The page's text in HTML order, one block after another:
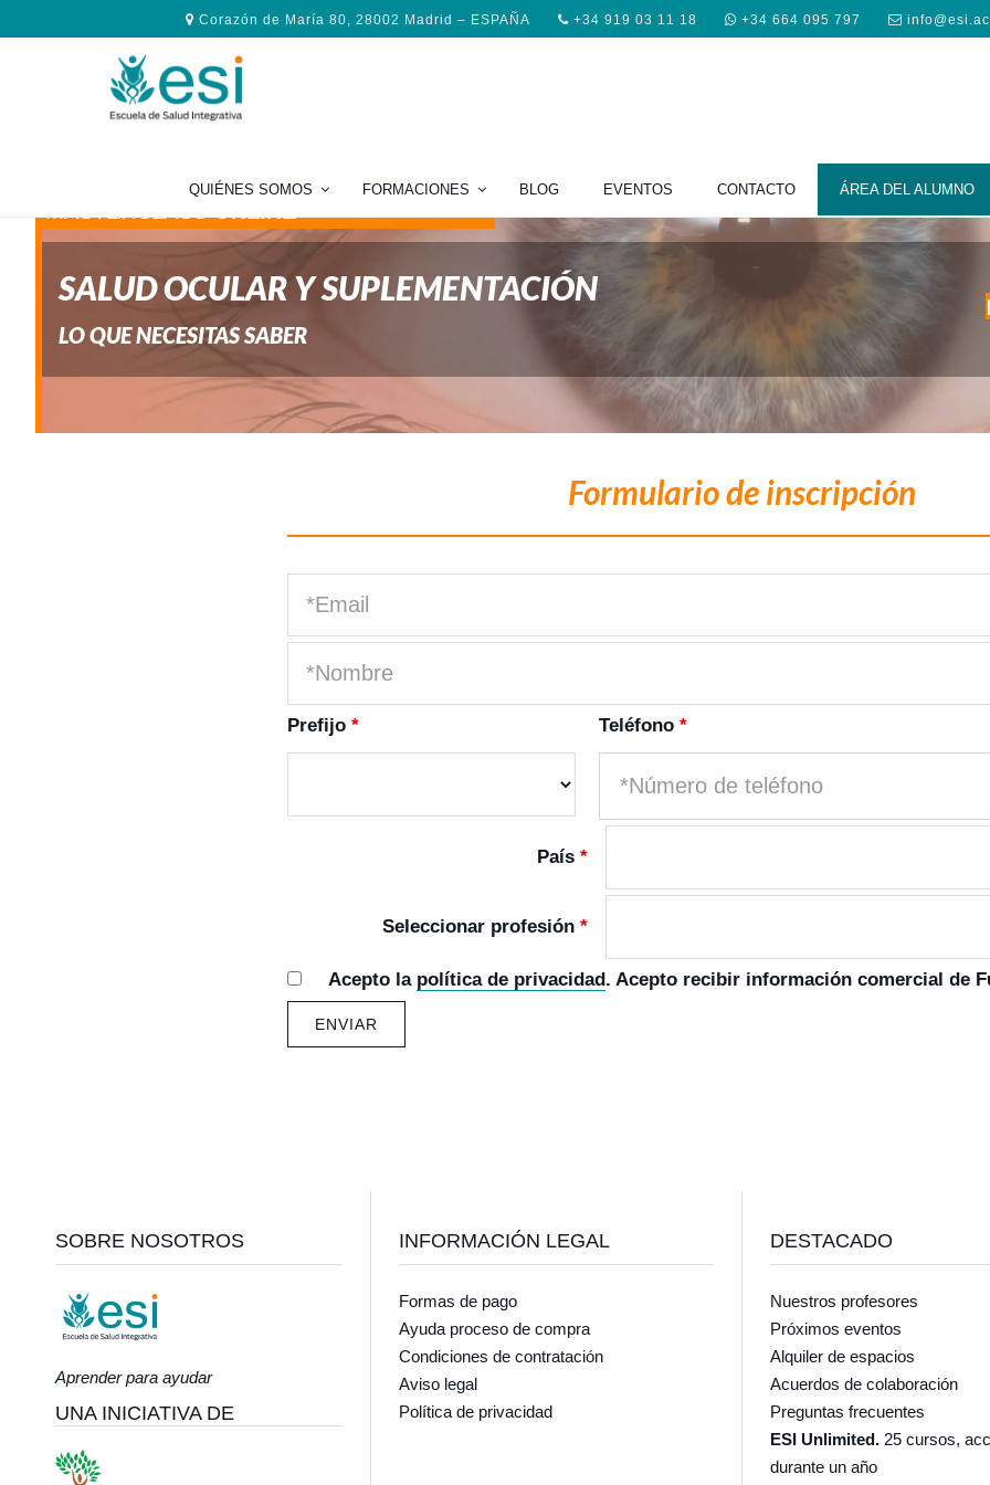
Corazón de María 80, 28002 Madrid – ESPAÑA +34 919 03 11 18 +34 664 095 797
QUIÉNES SOMOS FORMACIONES BLOG EVENTOS CONTACTO ÁREA DEL ALUMNO
SALUD OCULAR Y SUPLEMENTACIÓN
LO QUE NECESITAS SABER
Formulario de inscripción
Prefijo* Teléfono *
País*
Seleccionar profesión*
Acepto la política de privacidad. Acepto recibir información comercial de
SOBRE NOSOTROS
Aprender para ayudar
UNA INICIATIVA DE
INFORMACIÓN LEGAL
Formas de pago
Ayuda proceso de compra
Condiciones de contratación
Aviso legal
Política de privacidad
DESTACADO
Nuestros profesores
Próximos eventos
Alquiler de espacios
Acuerdos de colaboración
Preguntas frecuentes
ESI Unlimited. 25 cursos,
durante un año